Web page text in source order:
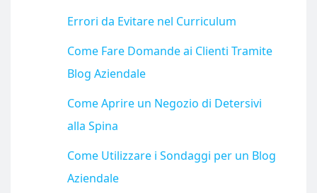
Errori da Evitare nel Curriculum
Come Fare Domande ai Clienti Tramite
Blog Aziendale
Come Aprire un Negozio di Detersivi
alla Spina
Come Utilizzare i Sondaggi per un Blog
Aziendale